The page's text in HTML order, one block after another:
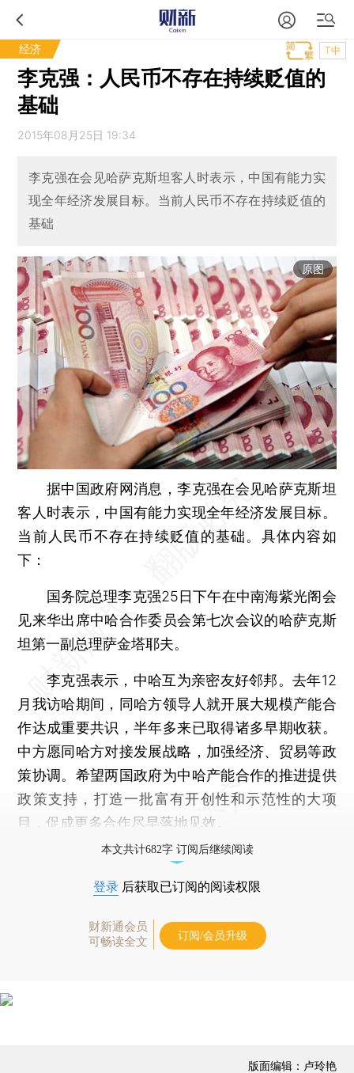
经济 T中
李克强：人民币不存在持续贬值的
基础
2015年08月25日 19:34
李克强在会见哈萨克斯坦客人时表示，中国有能力实
现全年经济发展目标。当前人民币不存在持续贬值的
基础
原图
据中国政府网消息，李克强在会见哈萨克斯坦
客人时表示，中国有能力实现全年经济发展目标。
当前人民币不存在持续贬值的基础。具体内容如
下：
国务院总理李克强25日下午在中南海紫光阁会
见来华出席中哈合作委员会第七次会议的哈萨克斯
坦第一副总理萨金塔耶夫。
李克强表示，中哈互为亲密友好邻邦。去年12
月我访哈期间，同哈方领导人就开展大规模产能合
作达成重要共识，半年多来已取得诸多早期收获。
中方愿同哈方对接发展战略，加强经济、贸易等政
策协调。希望两国政府为中哈产能合作的推进提供
政策支持，打造一批富有开创性和示范性的大项
目，促成更多合作尽早落地见效。
本文共计682字 订阅后继续阅读
登录 后获取已订阅的阅读权限
财新通会员
可畅读全文
订阅/会员升级
版面编辑：卢玲艳